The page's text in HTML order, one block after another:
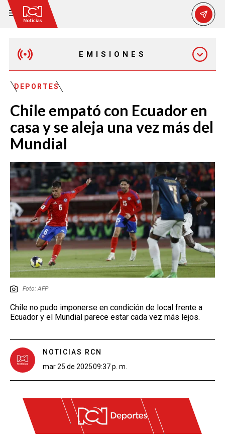
EMISIONES
EMISIÓN 7:00 PM
DEPORTES
Chile empató con Ecuador en
casa y se aleja una vez más del
Mundial
Foto: AFP
Chile no pudo imponerse en condición de local frente a
Ecuador y el Mundial parece estar cada vez más lejos.
NOTICIAS RCN
mar 25 de 202509:37 p. m.